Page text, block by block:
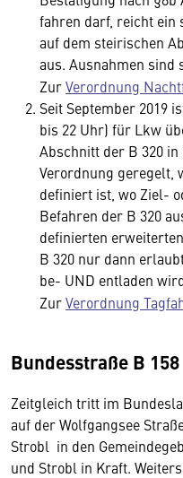
fahren darf, reicht ein
auf dem steirischen
aus. Ausnahmen sind
ZurVerordnung
Seit September 2019
bis 22 Uhr) für Lkw
Abschnitt der B 320
Verordnung geregelt,
definiert ist, wo Ziel-
Befahren der B 320
definierten
B 320 nur dann
be- UND entladen
ZurVerordnung
Bundesstraße B 158
Zeitgleich tritt im
auf der Wolfgangsee
Strobl in den
und Strobl in Kraft.